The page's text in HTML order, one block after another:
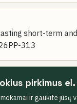
short-term
313
pirkimus
ir gaukite jūsų